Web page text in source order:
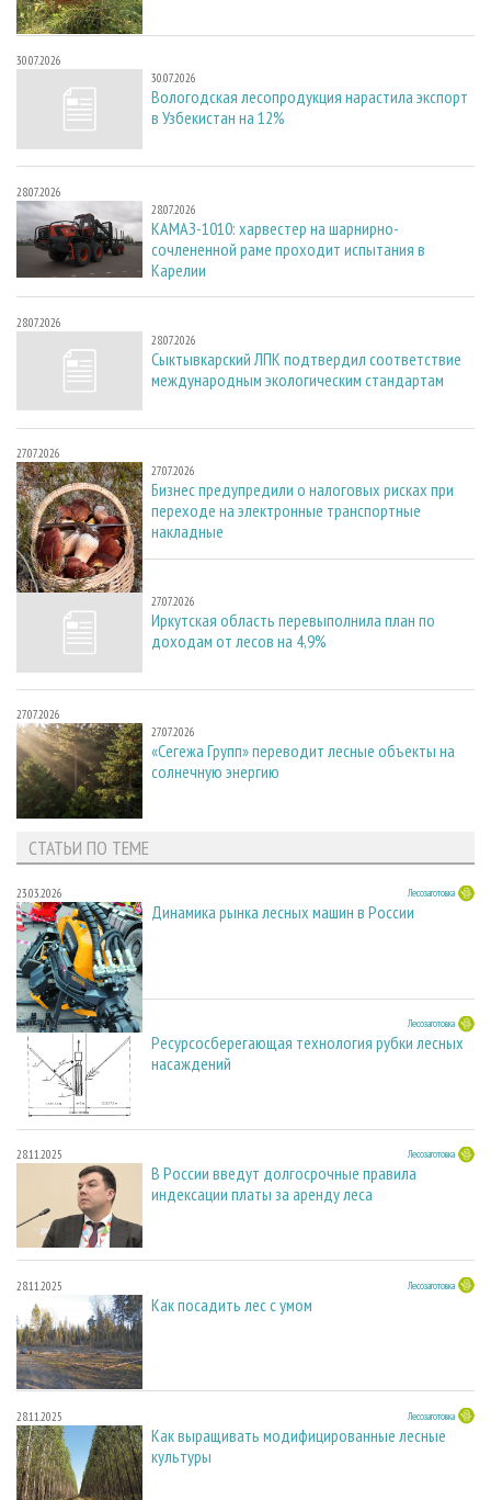
30.07.2026
30.07.2026
Вологодская лесопродукция нарастила экспорт
в Узбекистан на 12%
28.07.2026
28.07.2026
КАМАЗ-1010: харвестер на шарнирно-
сочлененной раме проходит испытания в
Карелии
28.07.2026
28.07.2026
Сыктывкарский ЛПК подтвердил соответствие
международным экологическим стандартам
27.07.2026
27.07.2026
Бизнес предупредили о налоговых рисках при
переходе на электронные транспортные
накладные
27.07.2026
27.07.2026
Иркутская область перевыполнила план по
доходам от лесов на 4,9%
27.07.2026
27.07.2026
«Сегежа Групп» переводит лесные объекты на
солнечную энергию
СТАТЬИ ПО ТЕМЕ
23.03.2026 Лесозаготовка
Динамика рынка лесных машин в России
23.03.2026 Лесозаготовка
Ресурсосберегающая технология рубки лесных
насаждений
28.11.2025 Лесозаготовка
В России введут долгосрочные правила
индексации платы за аренду леса
28.11.2025 Лесозаготовка
Как посадить лес с умом
28.11.2025 Лесозаготовка
Как выращивать модифицированные лесные
культуры